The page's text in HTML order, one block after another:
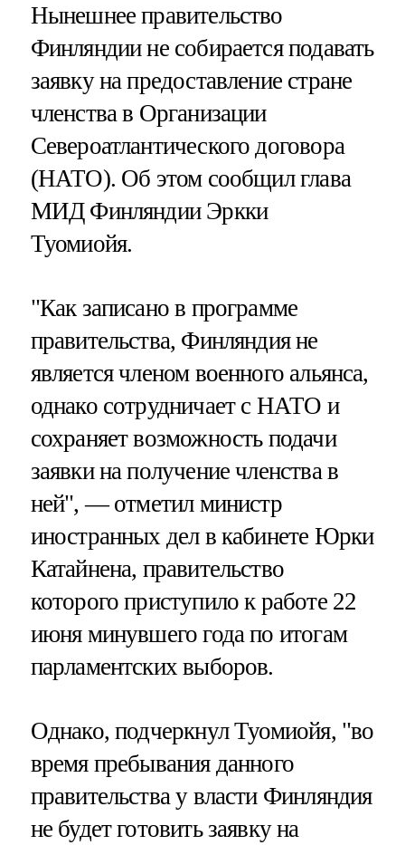
Нынешнее правительство
Финляндии не собирается подавать
заявку на предоставление стране
членства в Организации
Североатлантического договора
(НАТО). Об этом сообщил глава
МИД Финляндии Эркки
Туомиойя.
"Как записано в программе
правительства, Финляндия не
является членом военного альянса,
однако сотрудничает с НАТО и
сохраняет возможность подачи
заявки на получение членства в
ней", — отметил министр
иностранных дел в кабинете Юрки
Катайнена, правительство
которого приступило к работе 22
июня минувшего года по итогам
парламентских выборов.
Однако, подчеркнул Туомиойя, "во
время пребывания данного
правительства у власти Финляндия
не будет готовить заявку на